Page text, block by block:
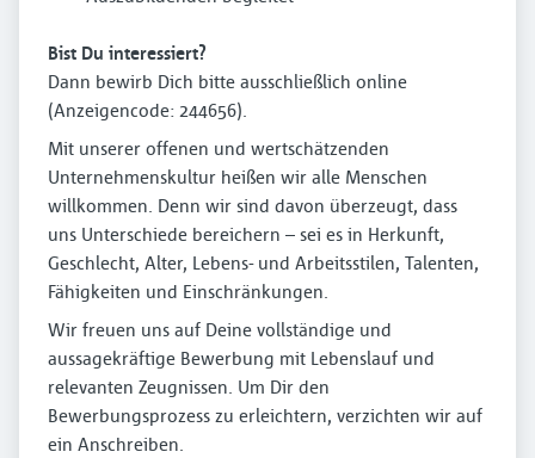
Bist Du interessiert?
Dann bewirb Dich bitte ausschließlich online
(Anzeigencode: 244656).
Mit unserer offenen und wertschätzenden
Unternehmenskultur heißen wir alle Menschen
willkommen. Denn wir sind davon überzeugt, dass
uns Unterschiede bereichern – sei es in Herkunft,
Geschlecht, Alter, Lebens- und Arbeitsstilen, Talenten,
Fähigkeiten und Einschränkungen.
Wir freuen uns auf Deine vollständige und
aussagekräftige Bewerbung mit Lebenslauf und
relevanten Zeugnissen. Um Dir den
Bewerbungsprozess zu erleichtern, verzichten wir auf
ein Anschreiben.